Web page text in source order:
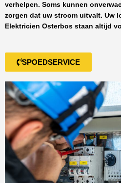
verhelpen. Soms kunnen
zorgen dat uw stroom uitvalt. Uw
Elektricien Osterbos staan altijd
SPOEDSERVICE